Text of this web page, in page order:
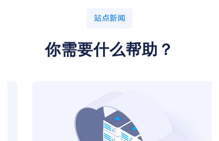
站点新闻
你需要什么帮助？